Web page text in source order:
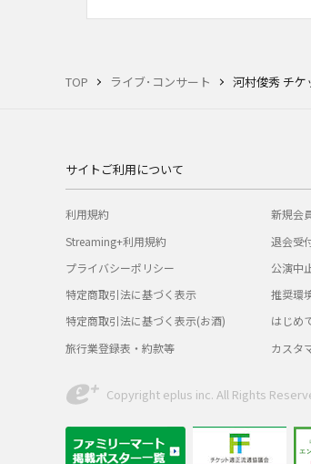
TOP ライブ･コンサート 河村俊秀 チケ
サイトご利用について
利用規約
Streaming+利用規約
プライバシーポリシー
特定商取引法に基づく表示
特定商取引法に基づく表示(お酒)
旅行業登録表・約款等
新規会
退会受
公演中
推奨環
はじめ
カスタ
Copyright eplus inc. All Rights